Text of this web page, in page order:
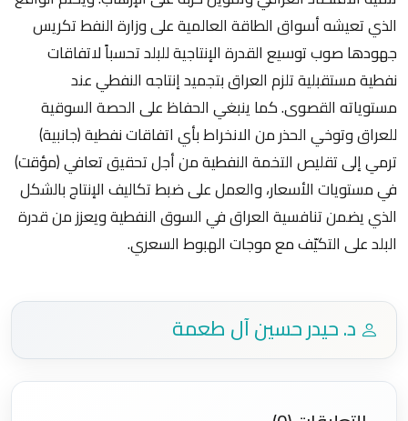
الذي تعيشه أسواق الطاقة العالمية على وزارة النفط تكريس
جهودها صوب توسيع القدرة الإنتاجية للبلد تحسباً لاتفاقات
نفطية مستقبلية تلزم العراق بتجميد إنتاجه النفطي عند
مستوياته القصوى. كما ينبغي الحفاظ على الحصة السوقية
للعراق وتوخي الحذر من الانخراط بأي اتفاقات نفطية (جانبية)
ترمي إلى تقليص التخمة النفطية من أجل تحقيق تعافي (مؤقت)
في مستويات الأسعار، والعمل على ضبط تكاليف الإنتاج بالشكل
الذي يضمن تنافسية العراق في السوق النفطية ويعزز من قدرة
البلد على التكيّف مع موجات الهبوط السعري.
د. حيدر حسين آل طعمة